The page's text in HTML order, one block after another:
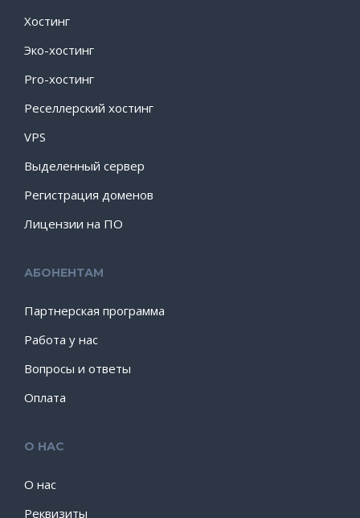
Хостинг
Эко-хостинг
Pro-хостинг
Реселлерский хостинг
VPS
Выделенный сервер
Регистрация доменов
Лицензии на ПО
АБОНЕНТАМ
Партнерская программа
Работа у нас
Вопросы и ответы
Оплата
О НАС
О нас
Реквизиты